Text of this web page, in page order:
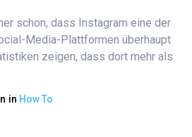
schon, dass Instagram eine der
Media-Plattformen überhaupt
zeigen, dass dort mehr als
in How To